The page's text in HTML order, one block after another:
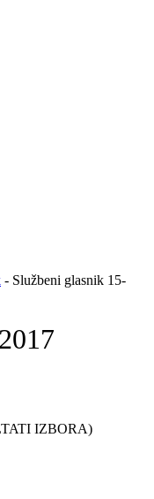
- Službeni glasnik 15-
IZBORA)